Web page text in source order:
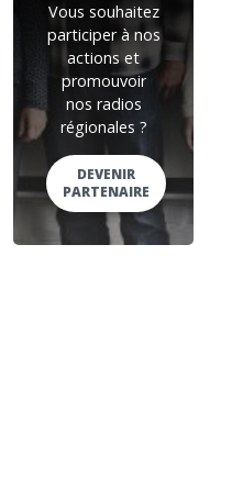
Vous souhaitez
participer à nos
actions et
promouvoir
nos radios
régionales ?
DEVENIR
PARTENAIRE